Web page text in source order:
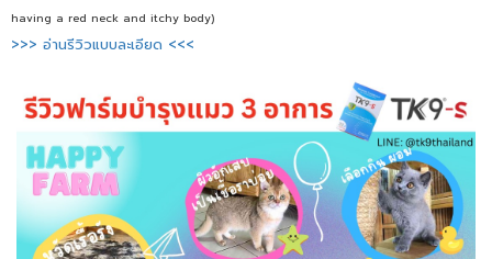
having a red neck and itchy body)
>>> อ่านรีวิวแบบละเอียด <<<